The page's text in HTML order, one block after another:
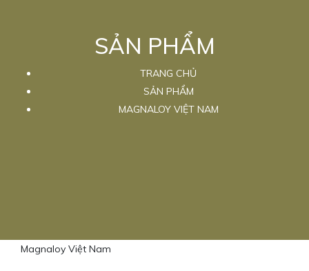
SẢN PHẨM
TRANG CHỦ
SẢN PHẨM
MAGNALOY VIỆT NAM
Magnaloy Việt Nam